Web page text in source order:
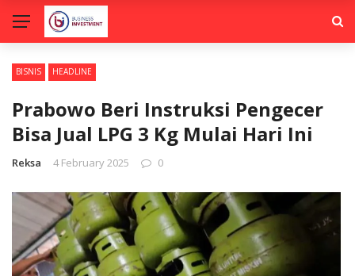
BISNIS HEADLINE
Prabowo Beri Instruksi Pengecer
Bisa Jual LPG 3 Kg Mulai Hari Ini
Reksa 4 February 2025 0